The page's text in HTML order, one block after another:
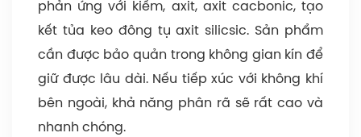
phản ứng với kiềm, axit, axit cacbonic, tạo
kết tủa keo đông tụ axit silicsic. Sản phẩm
cần được bảo quản trong không gian kín để
giữ được lâu dài. Nếu tiếp xúc với không khí
bên ngoài, khả năng phân rã sẽ rất cao và
nhanh chóng.